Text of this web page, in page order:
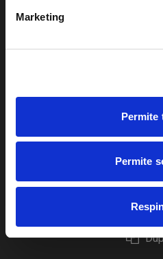
Marketing
Permite
Permite
Evenimente
festivaluri
Pentru copii